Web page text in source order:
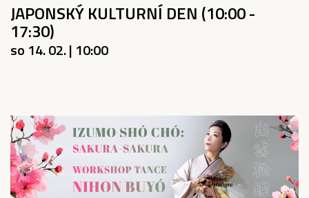
JAPONSKÝ KULTURNÍ DEN (10:00 -
17:30)
so 14. 02. | 10:00